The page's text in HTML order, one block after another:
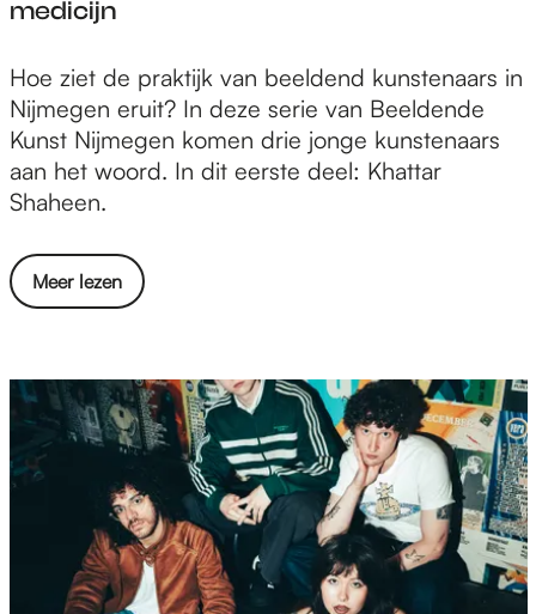
g
n
v
o
o
r
e
n
o
t
F
e
r
t
:
"
W
z
o
e
n
v
e
e
i
N
i
j
m
e
e
n
medicijn
V
o
o
r
K
a
t
r
S
a
Hoe ziet de praktijk van beeldend kunstenaars in
Nijmegen eruit? In deze serie van Beeldende
Kunst Nijmegen komen drie jonge kunstenaars
aan het woord. In dit eerste deel: Khattar
Shaheen.
Meer lezen
o
v
r
V
o
h
a